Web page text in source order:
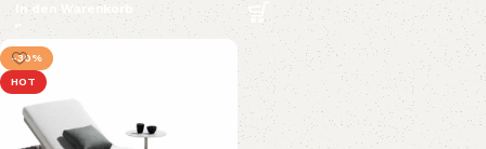
In den Warenkorb
-30%
HOT